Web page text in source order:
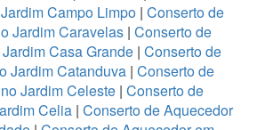
Campo Limpo| Conserto de
Jardim Caravelas | Conserto de
Casa Grande | Conserto de
Jardim Catanduva| Conserto de
Jardim Celeste | Conserto de
Celia| Conserto de Aquecedor